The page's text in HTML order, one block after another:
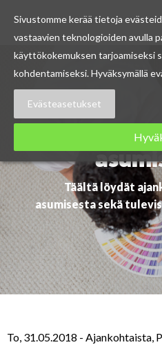
Skip
Täältä löydät
asumisesta sekä
To, 31.05.2018 - Ajankohtaista,
Sivustomme kerää tietoja
vastaavien teknologioiden avulla
käyttökokemuksen tarjoamiseksi
kohdentamiseksi. Hyväksymällä
Evästeasetukset